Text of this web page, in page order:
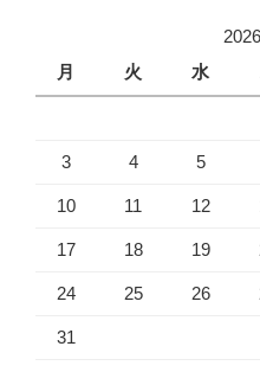
月
火 水
3 4 5
10 11 12
17 18 19
24 25 26
31